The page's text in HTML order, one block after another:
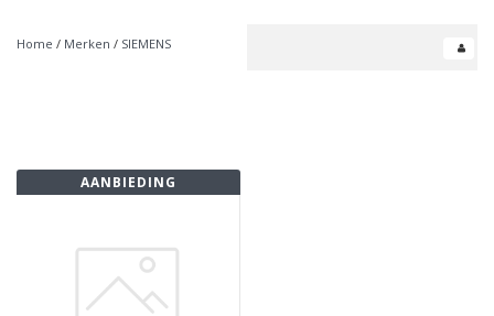
Home / Merken / SIEMENS
AANBIEDING